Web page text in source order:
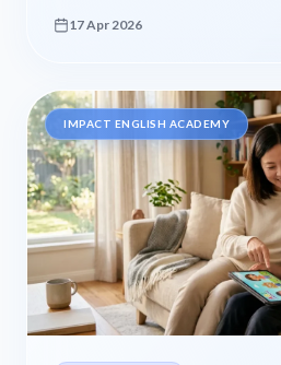
17 Apr 2026
IMPACT ENGLISH ACADEMY